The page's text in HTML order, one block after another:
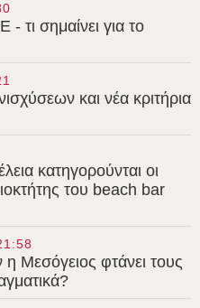
τι σημαίνει για το
και νέα κριτήρια
κατηγορούνται οι
του beach bar
Μεσόγειος φτάνει τους